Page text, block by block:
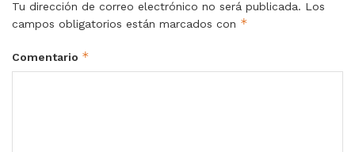
Tu dirección de correo electrónico no será publicada. Los
campos obligatorios están marcados con *
Comentario *